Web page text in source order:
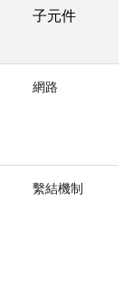
子元件
網路
繫結機制